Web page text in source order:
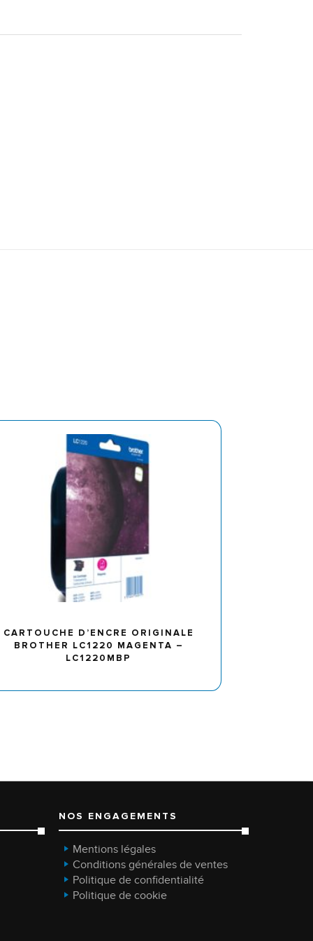
CARTOUCHE D’ENCRE ORIGINALE
BROTHER LC1220 MAGENTA –
LC1220MBP
NOS ENGAGEMENTS
Mentions légales
Conditions générales de ventes
Politique de confidentialité
Politique de cookie